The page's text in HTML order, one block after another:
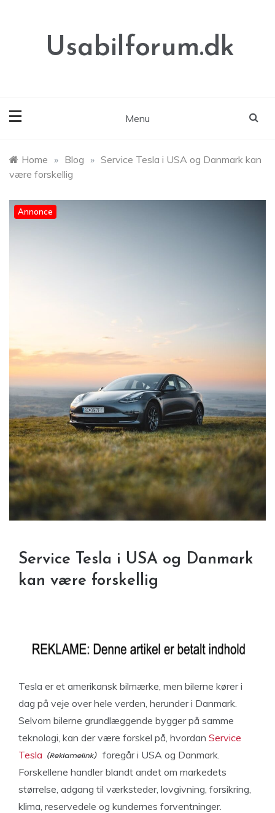
Usabilforum.dk
Menu
Home » Blog » Service Tesla i USA og Danmark kan
være forskellig
Annonce
Service Tesla i USA og Danmark
kan være forskellig
Tesla er et amerikansk bilmærke, men bilerne kører i
dag på veje over hele verden, herunder i Danmark.
Selvom bilerne grundlæggende bygger på samme
teknologi, kan der være forskel på, hvordan Service
Tesla
foregår i USA og Danmark.
Forskellene handler blandt andet om markedets
størrelse, adgang til værksteder, lovgivning, forsikring,
klima, reservedele og kundernes forventninger.